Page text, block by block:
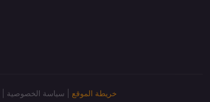
خريطة الموقع سياسة الخصوصية